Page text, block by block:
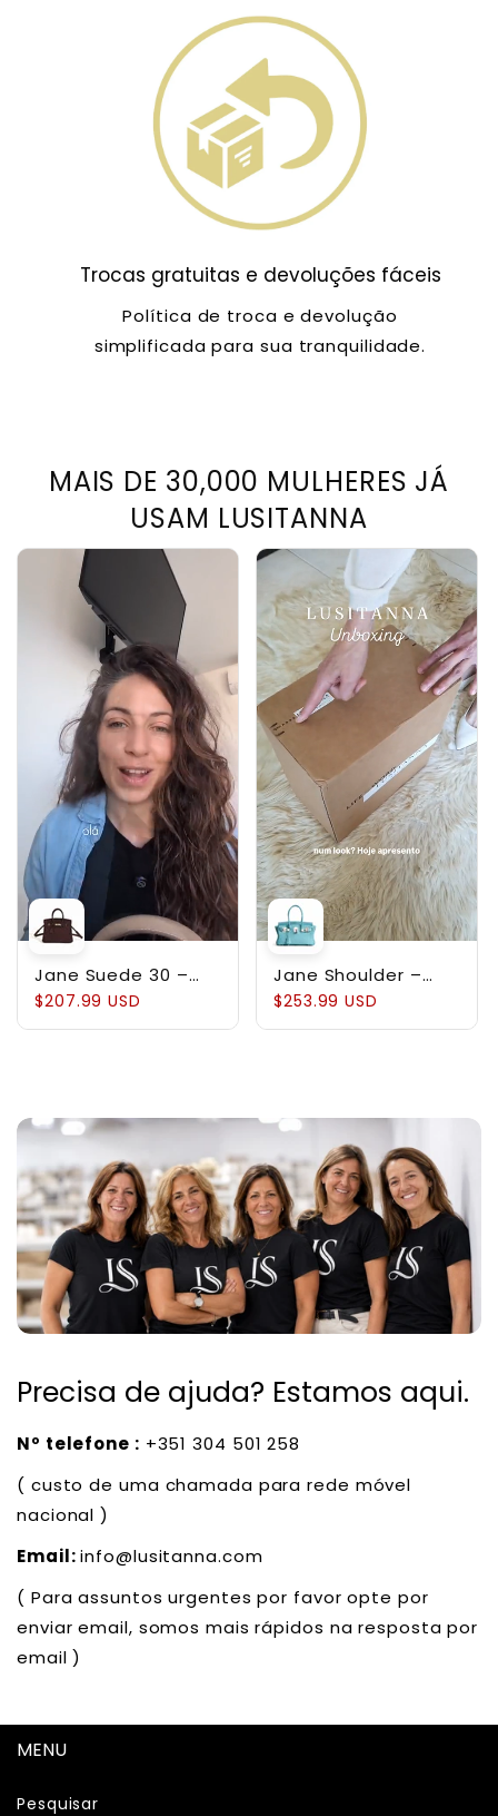
Trocas gratuitas e devoluções fáceis
Política de troca e devolução
simplificada para sua tranquilidade.
MAIS DE 30,000 MULHERES JÁ
USAM LUSITANNA
Jane Suede 30 –
Bolsa em Couro
$207.99 USD
Jane Shoulder –
Bolsa Estruturada
$253.99 USD
Precisa de ajuda? Estamos aqui.
Nº telefone : +351 304 501 258
( custo de uma chamada para rede móvel
nacional )
Email:info@lusitanna.com
( Para assuntos urgentes por favor opte por
enviar email, somos mais rápidos na resposta por
email )
MENU
Pesquisar